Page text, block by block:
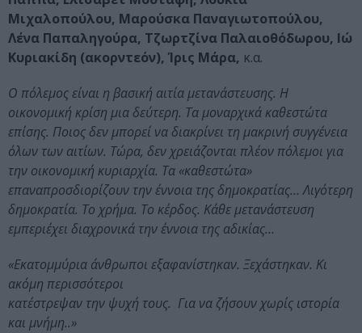
Μιχαλοπούλου, Μαρούσκα Παναγιωτοπούλου,
Λένα Παπαληγούρα, Τζωρτζίνα Παλαιοθόδωρου, Ιώ
Κυριακίδη (ακορντεόν), Ίρις Μάρα, κ.α.
Ο πόλεμος είναι η βασική αιτία μετανάστευσης. Η
οικονομική κρίση μια δεύτερη. Τα μοναρχικά καθεστώτα
επίσης. Ποιος δεν μπορεί να διακρίνει τη μακρινή συγγένεια
όλων των αιτίων. Τώρα, δεν χρειάζονται πλέον πόλεμοι για
την οικονομική κυριαρχία. Τα «καθεστώτα»
επαναπροσδιορίζουν την έννοια της δημοκρατίας… Λιγότερη
δημοκρατία. Το χρήμα. Το κέρδος. Κάθε μετανάστευση
εμπεριέχει διαχρονικά την έννοια της αδικίας…
«Εκατομμύρια άνθρωποι εξαφανίστηκαν. Ξεχάστηκαν. Κι
ακόμη περισσότεροι
κατέστρεψαν την ψυχή τους. Για να ζήσουν χωρίς ιστορία
και μνήμη..»